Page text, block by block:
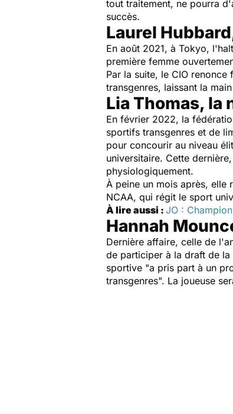
tout traitement, ne pourra
succès.
Laurel
En août 2021, à Tokyo,
première femme
Par la suite, le CIO
transgenres, laissant la
Lia Thomas, la
En février 2022, la
sportifs transgenres et de
pour concourir au niveau
universitaire. Cette
physiologiquement.
À peine un mois après, elle
NCAA, qui régit le sport
À lire aussi : JO :
Hannah
Dernière affaire, celle de
de participer à la draft de la
sportive "a pris part à un
transgenres". La joueuse